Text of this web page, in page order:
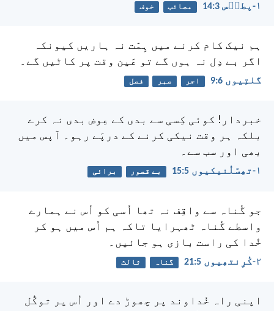
۱-پطرؔس 3:‏14 مصائب خوف
ہم نیک کام کرنے میں ہِمّت نہ ہاریں کیونکہ
اگر بے دِل نہ ہوں گے تو عَین وقت پر کاٹیں گے۔
گلتِیوں 6:‏9 اجر صبر فصل
خبردار! کوئی کِسی سے بدی کے عِوض بدی نہ کرے
بلکہ ہر وقت نیکی کرنے کے درپَے رہو۔ آپس میں
بھی اور سب سے۔
۱-تھِسّلُنیکیوں 5:‏15 بے قصور برائی
جو گُناہ سے واقِف نہ تھا اُسی کو اُس نے ہمارے
واسطے گُناہ ٹھہرایا تاکہ ہم اُس میں ہو کر
خُدا کی راست بازی ہو جائیں۔
۲-کُرِنتھِیوں 5:‏21 گناہ ثالث
اپنی راہ خُداوند پر چھوڑ دے اور اُس پر توکُّل